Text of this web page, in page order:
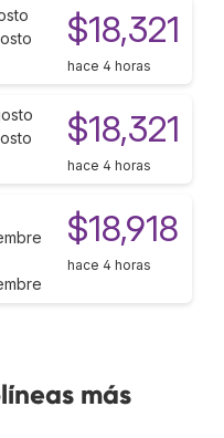
$18,321
hace 4 horas
$18,321
hace 4 horas
$18,918
hace 4 horas
más